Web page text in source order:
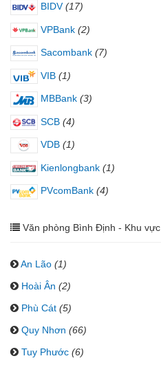
BIDV (17)
VPBank (2)
Sacombank (7)
VIB (1)
MBBank (3)
SCB (4)
VDB (1)
Kienlongbank (1)
PVcomBank (4)
Văn phòng Bình Định - Khu vực
An Lão (1)
Hoài Ân (2)
Phù Cát (5)
Quy Nhơn (66)
Tuy Phước (6)